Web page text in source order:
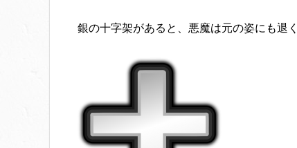
銀の十字架があると、悪魔は元の姿にも退